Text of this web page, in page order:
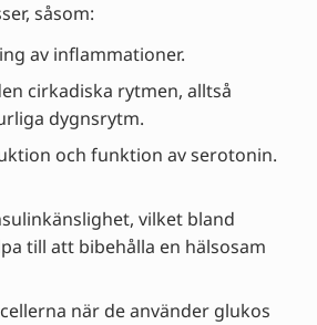
såsom:
av inflammationer.
cirkadiska rytmen, alltså
dygnsrytm.
och funktion av serotonin.
vilket bland
till att bibehålla en hälsosam
när de använder glukos